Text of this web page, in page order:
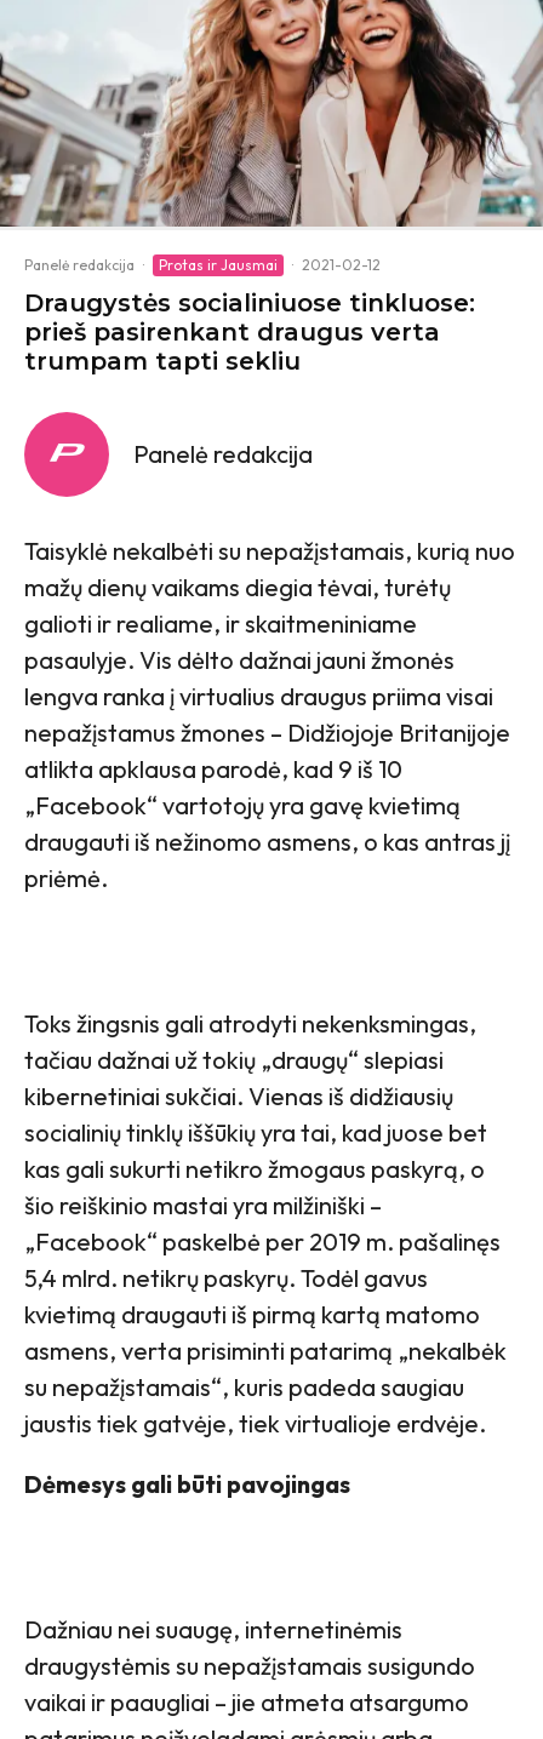
Panelė redakcija · Protas ir Jausmai · 2021-02-12
Draugystės socialiniuose tinkluose:
prieš pasirenkant draugus verta
trumpam tapti sekliu
Panelė redakcija
Taisyklė nekalbėti su nepažįstamais, kurią nuo
mažų dienų vaikams diegia tėvai, turėtų
galioti ir realiame, ir skaitmeniniame
pasaulyje. Vis dėlto dažnai jauni žmonės
lengva ranka į virtualius draugus priima visai
nepažįstamus žmones – Didžiojoje Britanijoje
atlikta apklausa parodė, kad 9 iš 10
„Facebook“ vartotojų yra gavę kvietimą
draugauti iš nežinomo asmens, o kas antras jį
priėmė.
Toks žingsnis gali atrodyti nekenksmingas,
tačiau dažnai už tokių „draugų“ slepiasi
kibernetiniai sukčiai. Vienas iš didžiausių
socialinių tinklų iššūkių yra tai, kad juose bet
kas gali sukurti netikro žmogaus paskyrą, o
šio reiškinio mastai yra milžiniški –
„Facebook“ paskelbė per 2019 m. pašalinęs
5,4 mlrd. netikrų paskyrų. Todėl gavus
kvietimą draugauti iš pirmą kartą matomo
asmens, verta prisiminti patarimą „nekalbėk
su nepažįstamais“, kuris padeda saugiau
jaustis tiek gatvėje, tiek virtualioje erdvėje.
Dėmesys gali būti pavojingas
Dažniau nei suaugę, internetinėmis
draugystėmis su nepažįstamais susigundo
vaikai ir paaugliai – jie atmeta atsargumo